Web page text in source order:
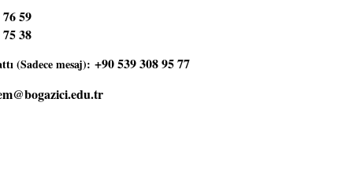
59
38
(Sadece mesaj): +90 539 308 95 77